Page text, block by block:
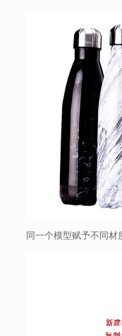
同一个模型赋予不同材